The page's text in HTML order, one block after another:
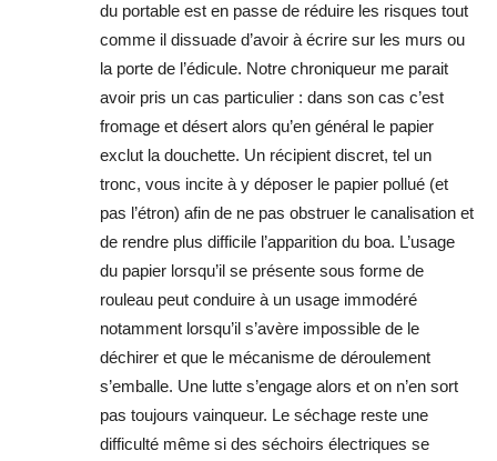
du portable est en passe de réduire les risques tout
comme il dissuade d’avoir à écrire sur les murs ou
la porte de l’édicule. Notre chroniqueur me parait
avoir pris un cas particulier : dans son cas c’est
fromage et désert alors qu’en général le papier
exclut la douchette. Un récipient discret, tel un
tronc, vous incite à y déposer le papier pollué (et
pas l’étron) afin de ne pas obstruer le canalisation et
de rendre plus difficile l’apparition du boa. L’usage
du papier lorsqu’il se présente sous forme de
rouleau peut conduire à un usage immodéré
notamment lorsqu’il s’avère impossible de le
déchirer et que le mécanisme de déroulement
s’emballe. Une lutte s’engage alors et on n’en sort
pas toujours vainqueur. Le séchage reste une
difficulté même si des séchoirs électriques se